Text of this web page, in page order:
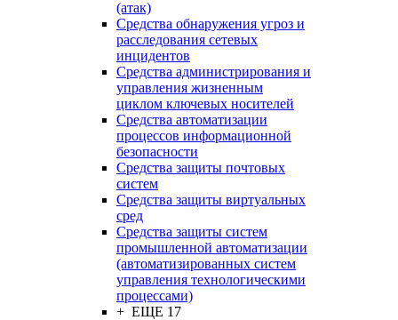
(атак)
Средства обнаружения угроз и
расследования сетевых
инцидентов
Средства администрирования и
управления жизненным
циклом ключевых носителей
Средства автоматизации
процессов информационной
безопасности
Средства защиты почтовых
систем
Средства защиты виртуальных
сред
Средства защиты систем
промышленной автоматизации
(автоматизированных систем
управления технологическими
процессами)
+ ЕЩЕ 17